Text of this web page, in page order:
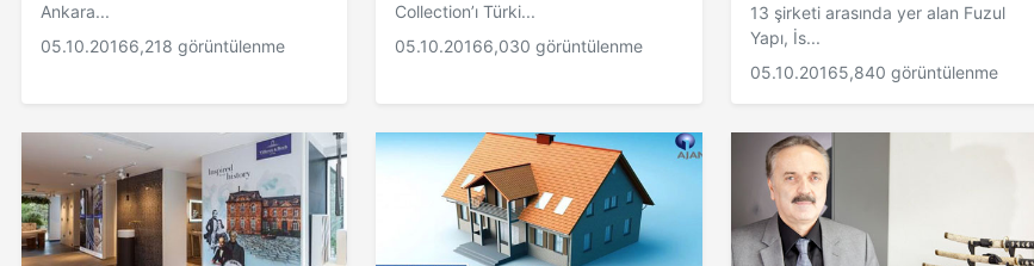
Ankara...
05.10.20166,218 görüntülenme
Collection’ı Türki...
05.10.20166,030 görüntülenme
13 şirketi arasında yer alan Fuzul
Yapı, İs...
05.10.20165,840 görüntülenme